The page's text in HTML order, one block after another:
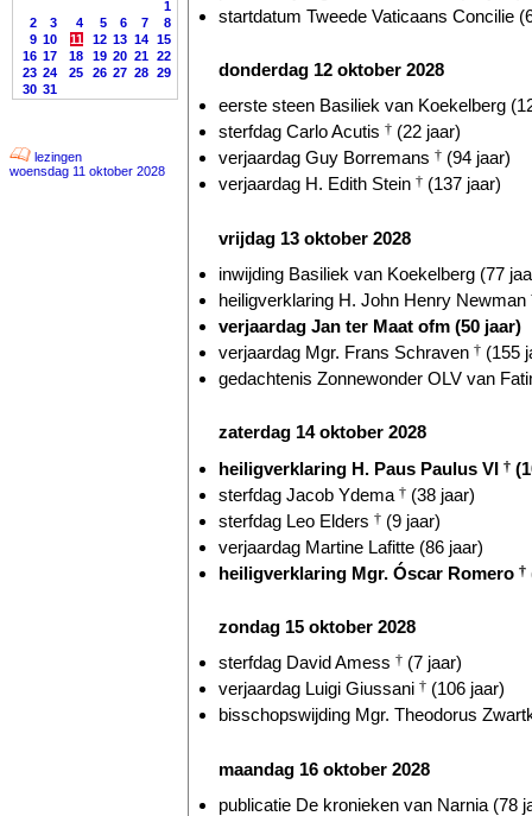
1
2
3 4 5 6 7
8
9 10 11 12 13 14 15
16 17 18 19 20 21 22
23 24 25 26 27 28 29
30 31
lezingen
woensdag 11 oktober 2028
startdatum Tweede Vaticaans Concilie
donderdag 12 oktober 2028
eerste steen Basiliek van Koekelberg
sterfdag Carlo Acutis † (22 jaar)
verjaardag Guy Borremans † (94 jaar)
verjaardag H. Edith Stein † (137 jaar)
vrijdag 13 oktober 2028
inwijding Basiliek van Koekelberg (77
heiligverklaring H. John Henry Newman
verjaardag Jan ter Maat ofm (50 jaar)
verjaardag Mgr. Frans Schraven † (155
gedachtenis Zonnewonder OLV van
zaterdag 14 oktober 2028
heiligverklaring H. Paus Paulus VI †
sterfdag Jacob Ydema † (38 jaar)
sterfdag Leo Elders † (9 jaar)
verjaardag Martine Lafitte (86 jaar)
heiligverklaring Mgr. Óscar Romero †
zondag 15 oktober 2028
sterfdag David Amess † (7 jaar)
verjaardag Luigi Giussani † (106 jaar)
bisschopswijding Mgr. Theodorus
maandag 16 oktober 2028
publicatie De kronieken van Narnia (78